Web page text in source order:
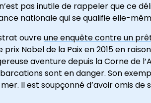
pas inutile de rappeler que ce
nationale qui se qualifie elle-
ouvreune enquête contre un
prix Nobel de la Paix en 2015 en
aventure depuis la Corne de
sont en danger. Son
Il est soupçonné d’avoir omis